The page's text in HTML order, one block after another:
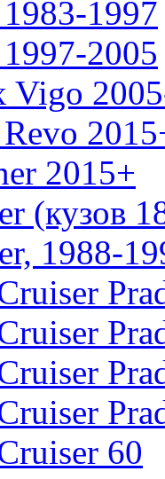
1997
2005
Vigo
2015+
(кузов
1988-
60